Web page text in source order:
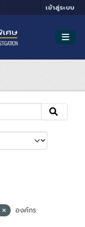
เข้าสู่ระบบ
องค์กร: